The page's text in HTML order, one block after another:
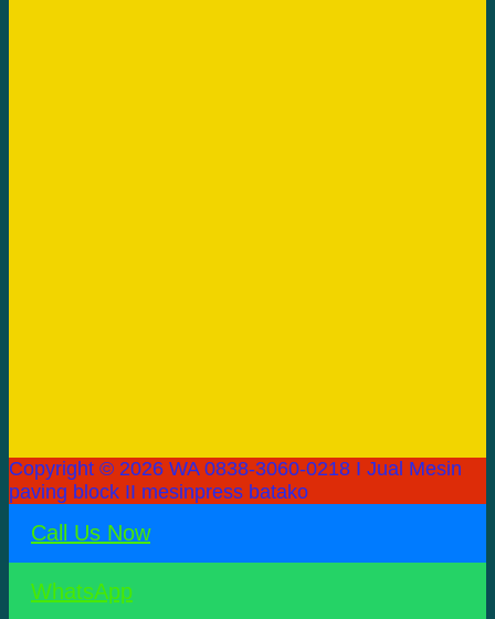
Copyright © 2026 WA 0838-3060-0218 I Jual Mesin
paving block II mesinpress batako
Call Us Now
WhatsApp